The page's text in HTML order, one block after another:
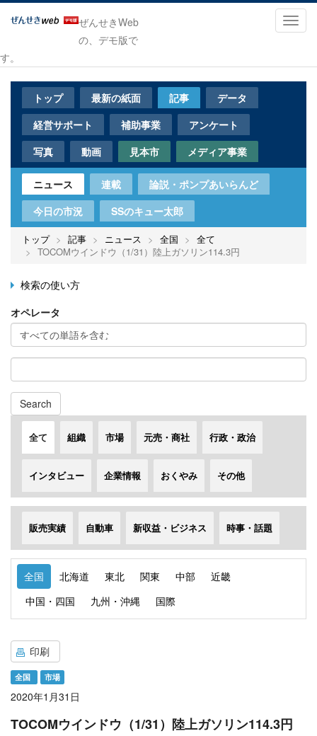
メ
ン
ぜんせきWeb
の、デモ版で
す。
トップ 最新の紙面 記事
データ
経営サポート
補助事業
アンケート
写真
動画 見本市 メディア事業
ニュース 連載
論説・ポンプあいらんど
今日の市況
SSのキュー太郎
トップ 記事 ニュース 全国
全て
TOCOMウインドウ（1/31）陸上ガソリン114.3円
検索の使い方
オペレータ
Search
全て 組織 市場 元売・商社 行政・政治
インタビュー 企業情報 おくやみ その他
販売実績 自動車 新収益・ビジネス 時事・話題
全国 北海道 東北 関東 中部
近畿
中国・四国
九州・沖縄 国際
印刷
全国 市場
2020年1月31日
TOCOMウインドウ（1/31）陸上ガソリン114.3円